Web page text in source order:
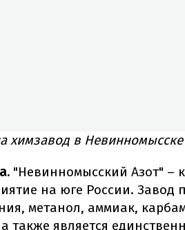
химзавод в
"Невинномысский Азот" –
на юге России. Завод
метанол, аммиак,
также является